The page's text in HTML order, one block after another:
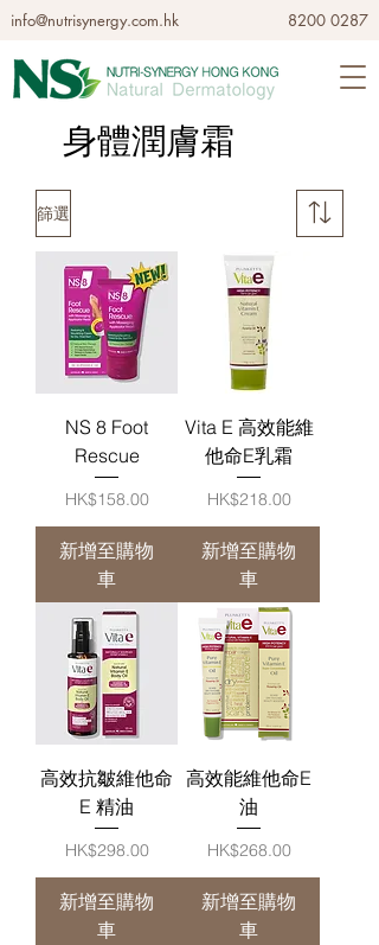
info@nutrisynergy.com.hk 8200 0287
身體潤膚霜
篩選
NS 8 Foot
Rescue
價格
HK$158.00
新增至購物
車
Vita E 高效能維
他命E乳霜
價格
HK$218.00
新增至購物
車
高效抗皺維他命
E 精油
價格
HK$298.00
新增至購物
車
高效能維他命E
油
價格
HK$268.00
新增至購物
車